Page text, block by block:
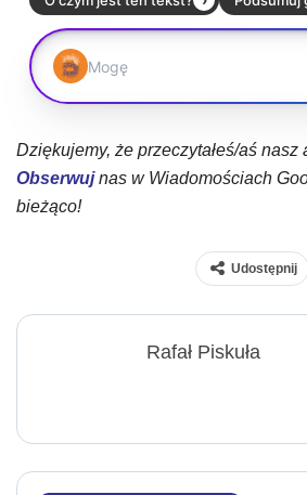
Dziękujemy, że przeczytałeś/aś nasz
Obserwujnas w Wiadomościach
bieżąco!
Udostępnij
Rafał Piskuła